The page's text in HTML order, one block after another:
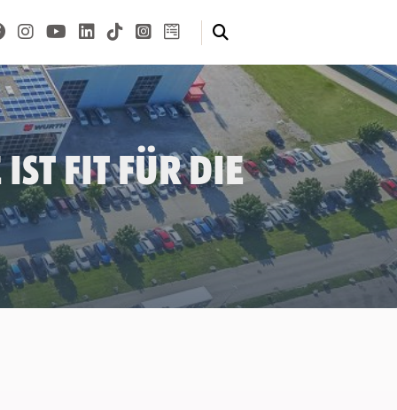
ist fit für die